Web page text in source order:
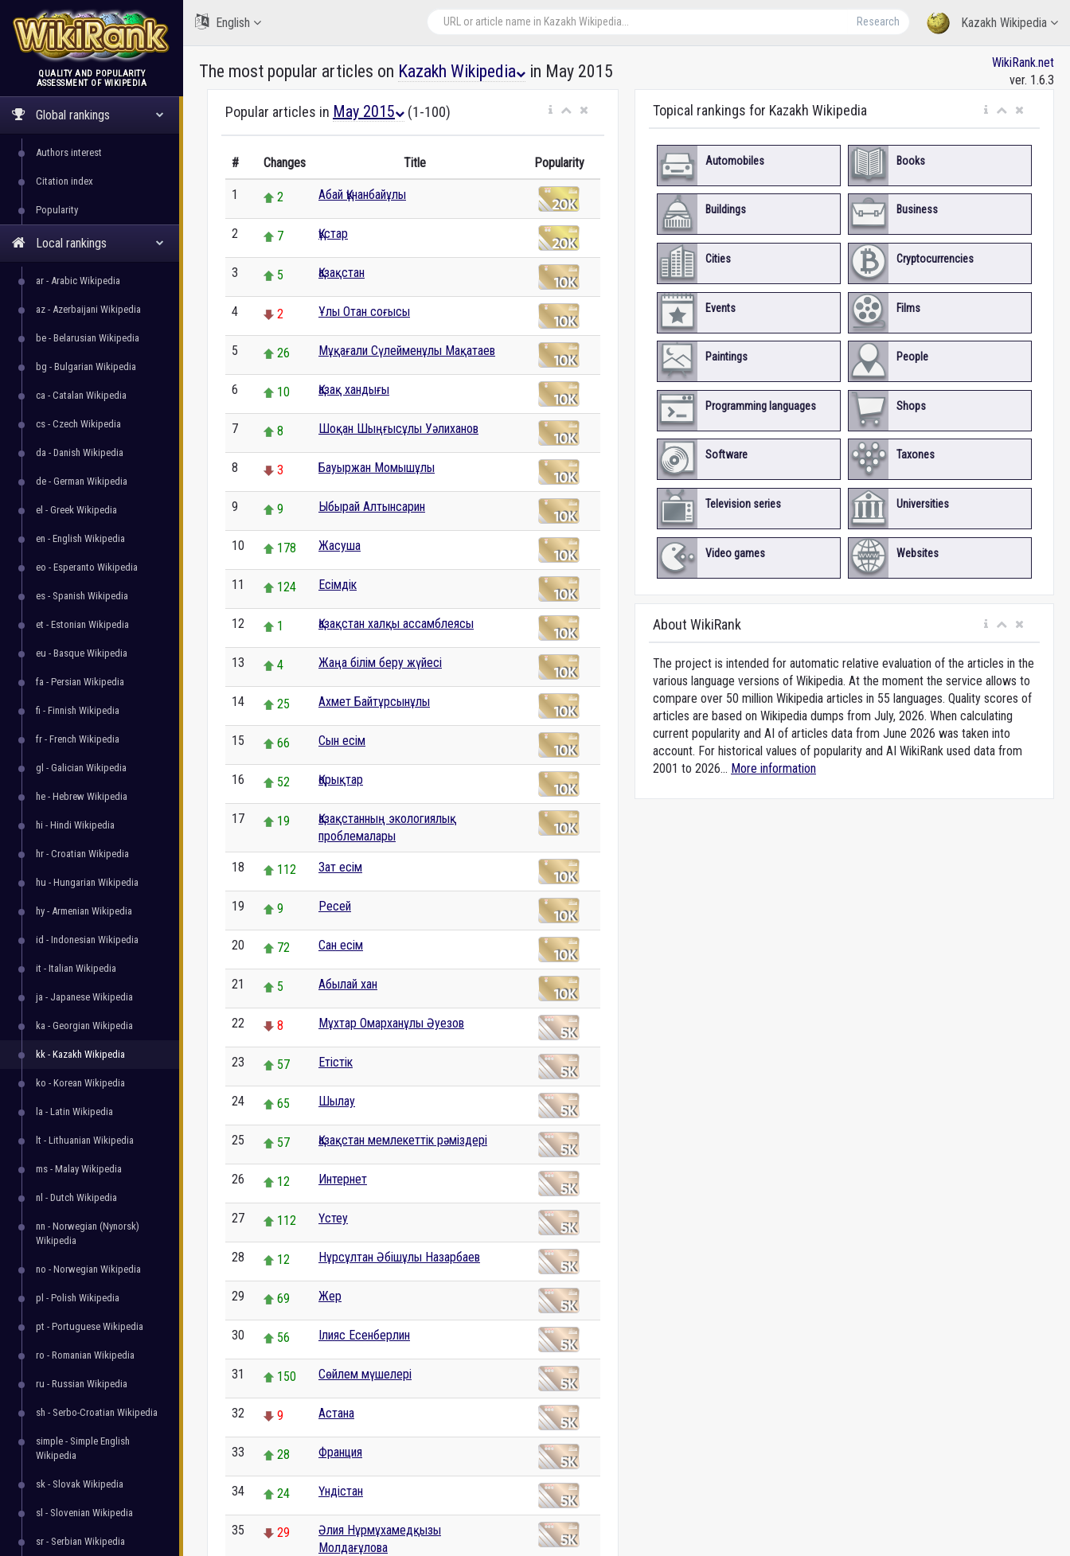
WikiRank
QUALITY AND POPULARITY
ASSESSMENT OF WIKIPEDIA
Global rankings
Authors interest
Citation index
Popularity
Local rankings
ar - Arabic Wikipedia
az - Azerbaijani Wikipedia
be - Belarusian Wikipedia
bg - Bulgarian Wikipedia
ca - Catalan Wikipedia
cs - Czech Wikipedia
da - Danish Wikipedia
de - German Wikipedia
el - Greek Wikipedia
en - English Wikipedia
eo - Esperanto Wikipedia
es - Spanish Wikipedia
et - Estonian Wikipedia
eu - Basque Wikipedia
fa - Persian Wikipedia
fi - Finnish Wikipedia
fr - French Wikipedia
gl - Galician Wikipedia
he - Hebrew Wikipedia
hi - Hindi Wikipedia
hr - Croatian Wikipedia
hu - Hungarian Wikipedia
hy - Armenian Wikipedia
id - Indonesian Wikipedia
it - Italian Wikipedia
ja - Japanese Wikipedia
ka - Georgian Wikipedia
kk - Kazakh Wikipedia
ko - Korean Wikipedia
la - Latin Wikipedia
lt - Lithuanian Wikipedia
ms - Malay Wikipedia
nl - Dutch Wikipedia
nn - Norwegian (Nynorsk)
Wikipedia
no - Norwegian Wikipedia
pl - Polish Wikipedia
pt - Portuguese Wikipedia
ro - Romanian Wikipedia
ru - Russian Wikipedia
sh - Serbo-Croatian Wikipedia
simple - Simple English
Wikipedia
sk - Slovak Wikipedia
sl - Slovenian Wikipedia
sr - Serbian Wikipedia
Kazakh Wikipedia
Research
English
The most popular articles on Kazakh Wikipedia in May 2015
WikiRank.net
ver. 1.6.3
Popular articles in May 2015 (1-100)
# Changes Title Popularity
1 2 Абай Құнанбайұлы
2 7 Құстар
3 5 Қазақстан
4 2 Ұлы Отан соғысы
5 26 Мұқағали Сүлейменұлы Мақатаев
6 10 Қазақ хандығы
7 8 Шоқан Шыңғысұлы Уәлиханов
8 3 Бауыржан Момышұлы
9 9 Ыбырай Алтынсарин
10 178 Жасуша
11 124 Есімдік
12 1 Қазақстан халқы ассамблеясы
13 4 Жаңа білім беру жүйесі
14 25 Ахмет Байтұрсынұлы
15 66 Сын есім
16 52 Қорықтар
17 19
Қазақстанның экологиялық
проблемалары
18 112 Зат есім
19 9 Ресей
20 72 Сан есім
21 5 Абылай хан
22 8 Мұхтар Омарханұлы Әуезов
23 57 Етістік
24 65 Шылау
25 57 Қазақстан мемлекеттік рәміздері
26 12 Интернет
27 112 Үстеу
28 12 Нұрсұлтан Әбішұлы Назарбаев
29 69 Жер
30 56 Ілияс Есенберлин
31 150 Сөйлем мүшелері
32 9 Астана
33 28 Франция
34 24 Үндістан
35 29
Әлия Нұрмұхамедқызы
Молдағұлова
Topical rankings for Kazakh Wikipedia
Automobiles Books
Buildings Business
Cities Cryptocurrencies
Events Films
Paintings People
Programming languages Shops
Software Taxones
Television series Universities
Video games Websites
About WikiRank
The project is intended for automatic relative evaluation of the articles in the
various language versions of Wikipedia. At the moment the service allows to
compare over 50 million Wikipedia articles in 55 languages. Quality scores of
articles are based on Wikipedia dumps from July, 2026. When calculating
current popularity and AI of articles data from June 2026 was taken into
account. For historical values of popularity and AI WikiRank used data from
2001 to 2026... More information